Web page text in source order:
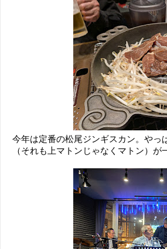
今年は定番の松尾ジンギスカン。やっ
（それも上マトンじゃなくマトン）が